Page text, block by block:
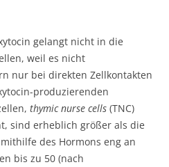
gelangt nicht in die
weil es nicht
nur bei direkten Zellkontakten
produzierenden
thymic nurse cells (TNC)
sind erheblich größer als die
des Hormons eng an
bis zu 50 (nach